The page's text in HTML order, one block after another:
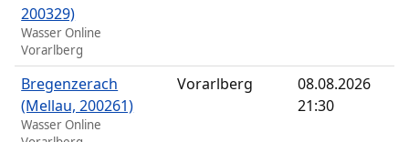
200329)
Wasser Online
Vorarlberg
Bregenzerach
(Mellau, 200261)
Wasser Online
Vorarlberg
08.08.2026
21:30